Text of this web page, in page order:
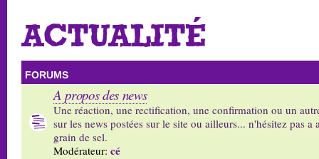
ACTUALITÉ
FORUMS
A propos des news
Une réaction, une rectification, une confirmation ou un
sur les news postées sur le site ou ailleurs... n'hésitez pas a
grain de sel.
Modérateur: cé